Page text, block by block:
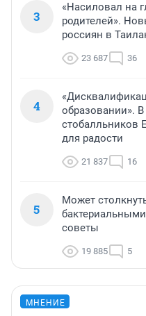
3
«Насиловал на
родителей».
россиян в
23 687 36
4
образовании». В
стобалльников
для радости
21 837 16
5
Может
советы
19 885 5
МНЕНИЕ